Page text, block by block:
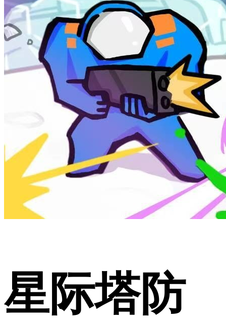
星际塔防